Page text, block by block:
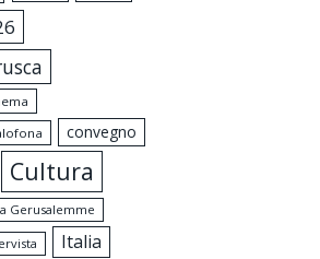
convegno
Cultura
Gerusalemme
Italia